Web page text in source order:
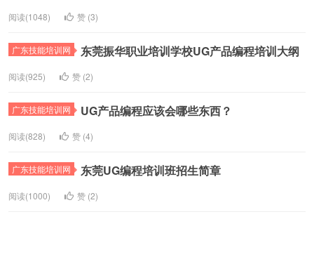
阅读(1048) 赞 (3)
广东技能培训网 东莞振华职业培训学校UG产品编程培训大纲
阅读(925) 赞 (2)
广东技能培训网 UG产品编程应该会哪些东西？
阅读(828) 赞 (4)
广东技能培训网 东莞UG编程培训班招生简章
阅读(1000) 赞 (2)